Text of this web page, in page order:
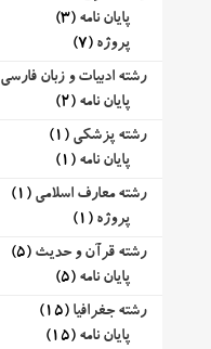
پایان نامه (3)
پروژه (7)
رشته ادبیات و زبان فارسی
پایان نامه (2)
رشته پزشکی (1)
پایان نامه (1)
رشته معارف اسلامی (1)
پروژه (1)
رشته قرآن و حدیث (5)
پایان نامه (5)
رشته جغرافیا (15)
پایان نامه (15)